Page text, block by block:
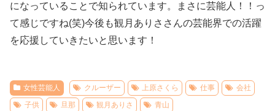
になっていることで知られています。まさに芸能人！！っ
て感じですね(笑)今後も観月ありささんの芸能界での活躍
を応援していきたいと思います！
女性芸能人 クルーザー 上原さくら 仕事
会社
子供
旦那 観月ありさ 青山